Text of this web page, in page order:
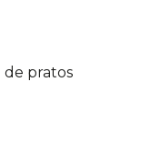
de pratos